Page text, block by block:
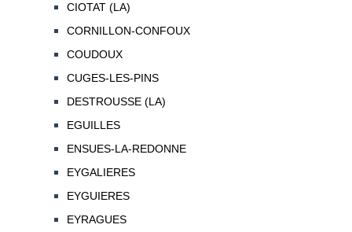
CIOTAT (LA)
CORNILLON-CONFOUX
COUDOUX
CUGES-LES-PINS
DESTROUSSE (LA)
EGUILLES
ENSUES-LA-REDONNE
EYGALIERES
EYGUIERES
EYRAGUES